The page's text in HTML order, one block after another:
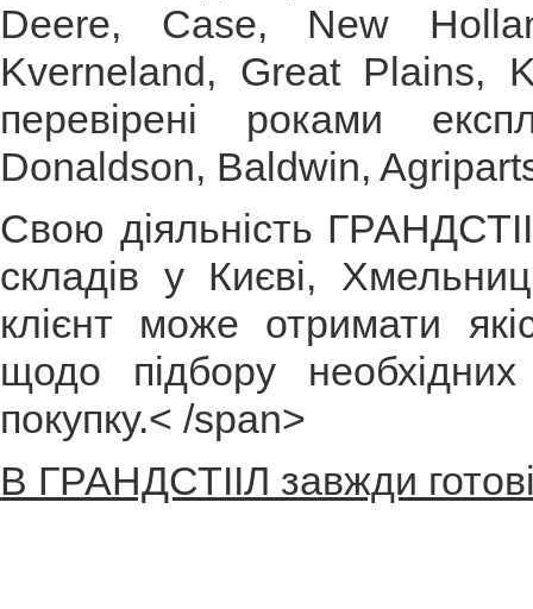
Deere, Case, New
Kverneland, Great Plains,
перевірені роками
Donaldson, Baldwin,
Свою діяльність
складів у Києві,
клієнт може отримати
щодо підбору
покупку.< /span>
В ГРАНДСТІІЛ завжди